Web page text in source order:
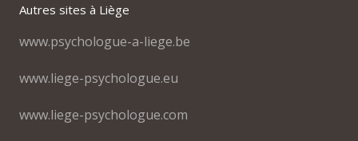
Autres sites à Liège
www.psychologue-a-liege.be
www.liege-psychologue.eu
www.liege-psychologue.com